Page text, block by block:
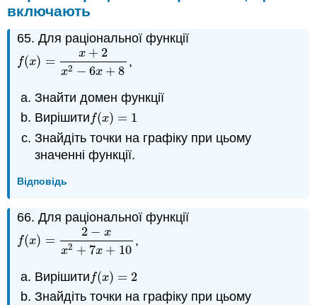
включають
65. Для раціональної функції
f(x) =
x + 2
x2 − 6x + 8
f(x)= x+ 2x2−6x+8 ,
Знайти домен функції
Вирішити f(x) = 1
f(x)= 1
Знайдіть точки на графіку при цьому
значенні функції.
Відповідь
66. Для раціональної функції
f(x) =
2 − x
x2 + 7x + 10
f(x)= 2− xx2+7x+10 ,
Вирішити f(x) = 2
f(x)= 2
Знайдіть точки на графіку при цьому